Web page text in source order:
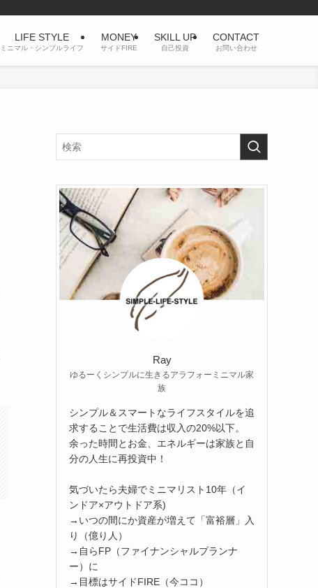
LIFE STYLE
ミニマル・シンプルライフ
MONEY
サイドFIRE
SKILL UP
自己投資
CONTACT
お問い合わせ
Ray
ゆるーくシンプルに生きるアラフォーミニマル家
族
シンプル＆スマートなライフスタイルを追
求することで生活費は収入の20%以下。
余った時間とお金、エネルギーは家族と自
分の人生に再投資中！
気づいたら夫婦でミニマリスト10年（イ
ンドア×アウトドア系)
→いつの間にか資産が増えて「富裕層」入
り（億り人）
→自らFP（ファイナンシャルプランナ
ー）に
→目標はサイドFIRE（今ココ）